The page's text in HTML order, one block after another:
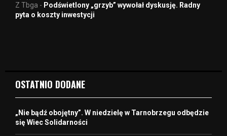
Z Tbga - Podświetlony „grzyb” wywołał dyskusję. Radny
pyta o koszty inwestycji
OSTATNIO DODANE
„Nie bądź obojętny”. W niedzielę w Tarnobrzegu odbędzie
się Wiec Solidarności